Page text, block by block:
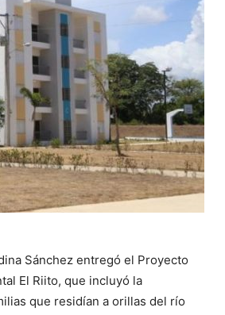
Sánchez entregó el Proyecto
El Riito, que incluyó la
que residían a orillas del río